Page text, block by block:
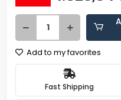
Add to my favorites
Fast Shipping